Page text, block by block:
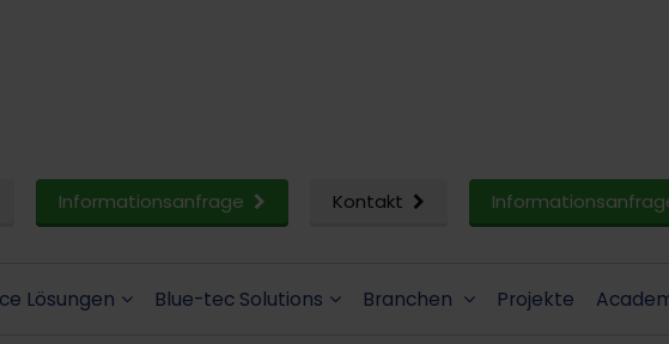
Informationsanfrage Kontakt
Lösungen Blue-tec Solutions Branchen Projekte